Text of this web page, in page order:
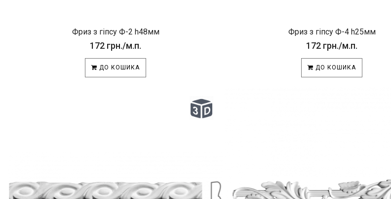
Фриз з гіпсу Ф-2 h48мм
172 грн./м.п.
ДО КОШИКА
Фриз з гіпсу Ф-4 h25мм
172 грн./м.п.
ДО КОШИКА